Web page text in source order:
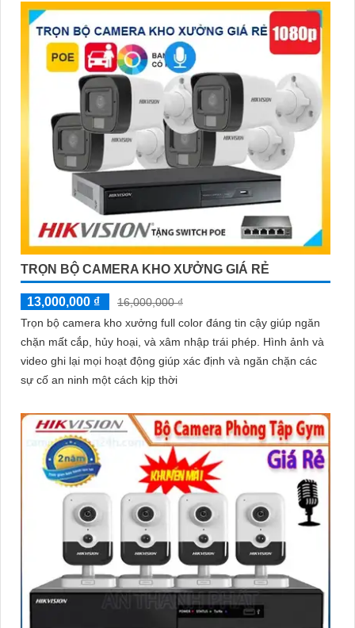
TRỌN BỘ CAMERA KHO XƯỞNG GIÁ RẺ
13,000,000 ₫
16,000,000 ₫
Trọn bộ camera kho xưởng full color đáng tin cậy giúp ngăn
chặn mất cắp, hủy hoại, và xâm nhập trái phép. Hình ảnh và
video ghi lại mọi hoạt động giúp xác định và ngăn chặn các
sự cố an ninh một cách kịp thời